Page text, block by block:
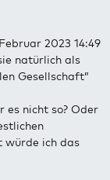
2023 14:49
natürlich als
Gesellschaft”
es nicht so? Oder
würde ich das